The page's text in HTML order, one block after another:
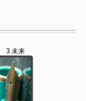
3.未来